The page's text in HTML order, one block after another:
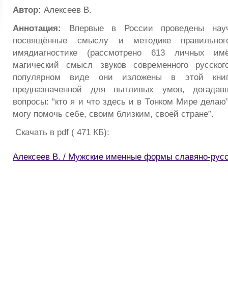
Автор: Алексеев В.
Аннотация: Впервые в России проведены
посвящённые смыслу и методике
имядиагностике (рассмотрено 613 личных
магический смысл звуков современного
популярном виде они изложены в этой
предназначенной для пытливых умов,
вопросы: “кто я и что здесь и в Тонком Мире
могу помочь себе, своим близким, своей стране”.
Скачать в pdf ( 471 КБ):
Алексеев В. / Мужские именные формы славяно-